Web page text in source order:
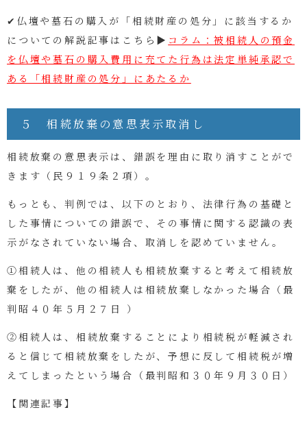
✔仏壇や墓石の購入が「相続財産の処分」に該当するか
についての解説記事はこちら▶ コラム：被相続人の預金
を仏壇や墓石の購入費用に充てた行為は法定単純承認で
ある「相続財産の処分」にあたるか
５ 相続放棄の意思表示取消し
相続放棄の意思表示は、錯誤を理由に取り消すことがで
きます（民９１９条２項）。
もっとも、判例では、以下のとおり、法律行為の基礎と
した事情についての錯誤で、その事情に関する認識の表
示がなされていない場合、取消しを認めていません。
①相続人は、他の相続人も相続放棄すると考えて相続放
棄をしたが、他の相続人は相続放棄しなかった場合（最
判昭４０年５月２７日 ）
②相続人は、相続放棄することにより相続税が軽減され
ると信じて相続放棄をしたが、予想に反して相続税が増
えてしまったという場合（最判昭和３０年９月３０日）
【関連記事】